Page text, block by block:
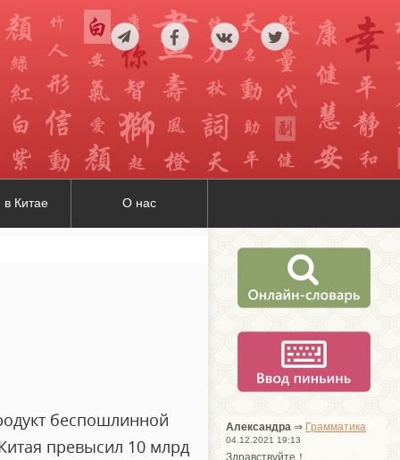
в Китае О нас
беспошлинной
превысил 10 млрд
Александра ⇒ Грамматика
04.12.2021 19:13
Здравствуйте！